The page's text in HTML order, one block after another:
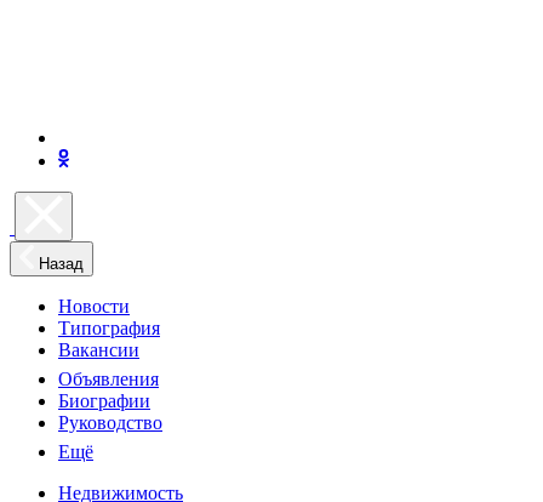
Назад
Новости
Типография
Вакансии
Объявления
Биографии
Руководство
Ещё
Недвижимость